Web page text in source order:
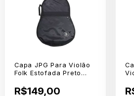
Capa JPG Para Violão
Folk Estofada Preto
R$149,00